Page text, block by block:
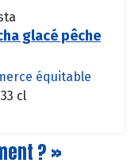
glacé pêche
équitable
33 cl
? »